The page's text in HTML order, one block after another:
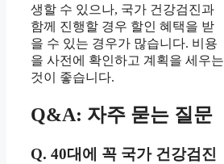
생할 수 있으나, 국가 건강검진과
함께 진행할 경우 할인 혜택을 받
을 수 있는 경우가 많습니다. 비용
을 사전에 확인하고 계획을 세우는
것이 좋습니다.
Q&A: 자주 묻는 질문
Q. 40대에 꼭 국가 건강검진